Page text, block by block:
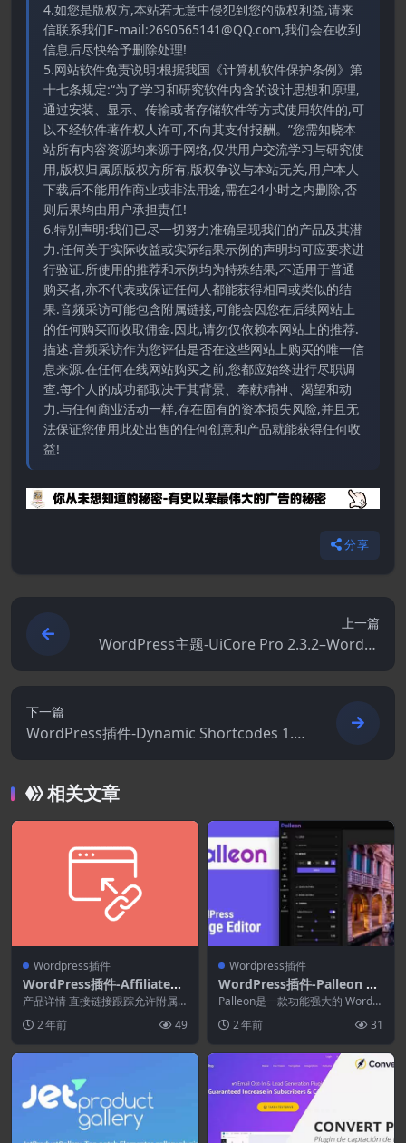
4.如您是版权方,本站若无意中侵犯到您的版权利益,请来
信联系我们E-mail:2690565141@QQ.com,我们会在收到
信息后尽快给予删除处理!
5.网站软件免责说明:根据我国《计算机软件保护条例》第
十七条规定:“为了学习和研究软件内含的设计思想和原理,
通过安装、显示、传输或者存储软件等方式使用软件的,可
以不经软件著作权人许可,不向其支付报酬。”您需知晓本
站所有内容资源均来源于网络,仅供用户交流学习与研究使
用,版权归属原版权方所有,版权争议与本站无关,用户本人
下载后不能用作商业或非法用途,需在24小时之内删除,否
则后果均由用户承担责任!
6.特别声明:我们已尽一切努力准确呈现我们的产品及其潜
力.任何关于实际收益或实际结果示例的声明均可应要求进
行验证.所使用的推荐和示例均为特殊结果,不适用于普通
购买者,亦不代表或保证任何人都能获得相同或类似的结
果.音频采访可能包含附属链接,可能会因您在后续网站上
的任何购买而收取佣金.因此,请勿仅依赖本网站上的推荐.
描述.音频采访作为您评估是否在这些网站上购买的唯一信
息来源.在任何在线网站购买之前,您都应始终进行尽职调
查.每个人的成功都取决于其背景、奉献精神、渴望和动
力.与任何商业活动一样,存在固有的资本损失风险,并且无
法保证您使用此处出售的任何创意和产品就能获得任何收
益!
分享
上一篇
WordPress主题-UiCore Pro 2.3.2–WordPr
ess主题
下一篇
WordPress插件-Dynamic Shortcodes 1.8.
1
相关文章
Wordpress插件
WordPress插件-AffiliateW
P–Direct Link Tracking 1.3.
2[AffiliateWP拓展]
产品详情 直接链接跟踪允许附属
附属链接。 这是对您...
2 年前 49
Wordpress插件
WordPress插件-Palleon 3.
8.5–WordPress图像编辑器
Palleon是一款功能强大的 WordPr
2 年前 31